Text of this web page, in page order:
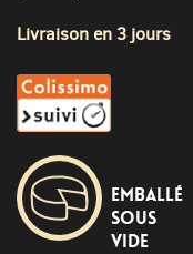
Livraison en 3 jours
Emballé
sous
vide